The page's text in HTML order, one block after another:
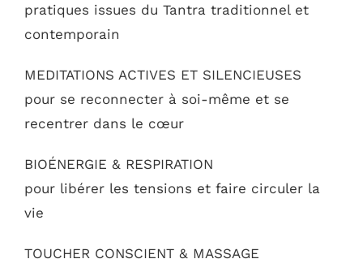
pratiques issues du Tantra traditionnel et
contemporain
MEDITATIONS ACTIVES ET SILENCIEUSES
pour se reconnecter à soi-même et se
recentrer dans le cœur
BIOÉNERGIE & RESPIRATION
pour libérer les tensions et faire circuler la
vie
TOUCHER CONSCIENT & MASSAGE